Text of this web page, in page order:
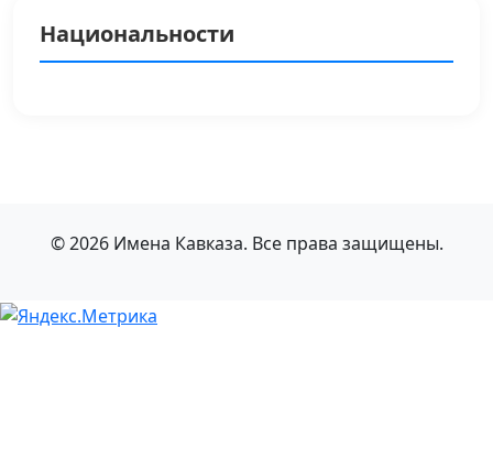
Национальности
© 2026 Имена Кавказа. Все права защищены.